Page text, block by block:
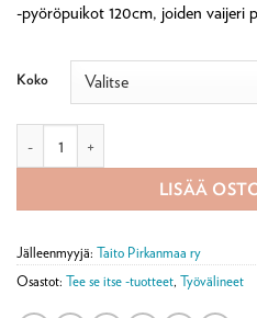
16,90
-pyöröpuikot 120cm, joiden vaijeri
Koko
LISÄÄ
Jälleenmyyjä: Taito Pirkanmaa ry
Osastot: Tee se itse -tuotteet, Työvälineet